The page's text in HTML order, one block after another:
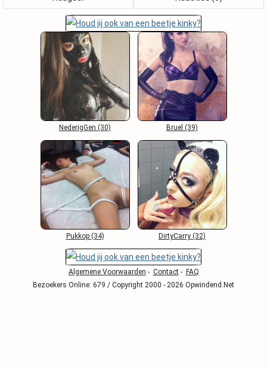
NederigGen (30) Bruel (39)
Pukkop (34) DirtyCarry (32)
Algemene Voorwaarden - Contact- FAQ
Bezoekers Online: 679 / Copyright 2000 - 2026 Opwindend.Net